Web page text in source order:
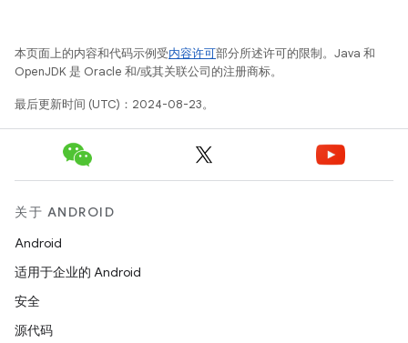
本页面上的内容和代码示例受内容许可部分所述许可的限制。Java 和
OpenJDK 是 Oracle 和/或其关联公司的注册商标。
最后更新时间 (UTC)：2024-08-23。
关于 ANDROID
Android
适用于企业的 Android
安全
源代码